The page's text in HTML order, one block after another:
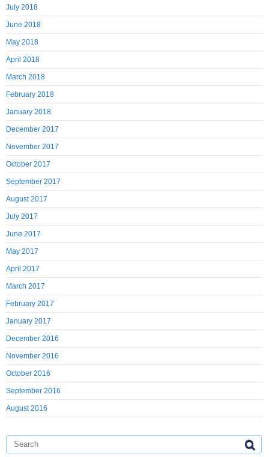
July 2018
June 2018
May 2018
April 2018
March 2018
February 2018
January 2018
December 2017
November 2017
October 2017
September 2017
August 2017
July 2017
June 2017
May 2017
April 2017
March 2017
February 2017
January 2017
December 2016
November 2016
October 2016
September 2016
August 2016